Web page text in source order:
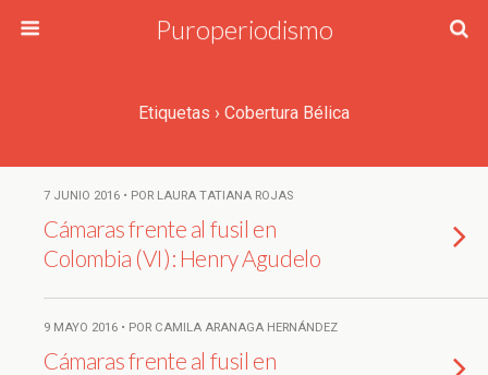
Puroperiodismo
Etiquetas › Cobertura Bélica
7 JUNIO 2016 • POR LAURA TATIANA ROJAS
Cámaras frente al fusil en
Colombia (VI): Henry Agudelo
9 MAYO 2016 • POR CAMILA ARANAGA HERNÁNDEZ
Cámaras frente al fusil en